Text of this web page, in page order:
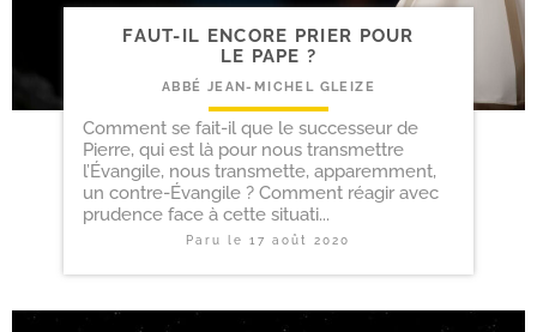
FAUT-​IL ENCORE PRIER POUR
LE PAPE ?
ABBÉ JEAN-MICHEL GLEIZE
Comment se fait-il que le successeur de
Pierre, qui est là pour nous transmettre
l’Évangile, nous transmette, apparemment,
un contre-Évangile ? Comment réagir avec
prudence face à cette situati...
Paru le17 août 2020